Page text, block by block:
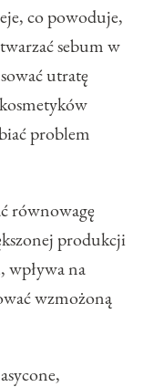
co powoduje,
sebum w
utratę
problem
równowagę
produkcji
wpływa na
wzmożoną